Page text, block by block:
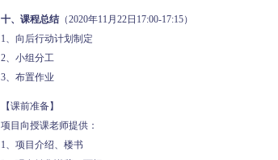
十、课程总结（2020年11月22日17:00-17:15）
1、向后行动计划制定
2、小组分工
3、布置作业
【课前准备】
项目向授课老师提供：
1、项目介绍、楼书